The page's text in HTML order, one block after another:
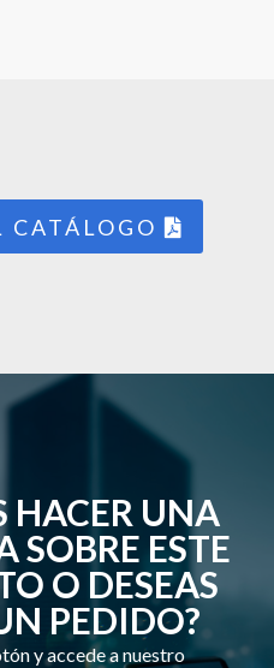
CATÁLOGO
HACER UNA
SOBRE ESTE
O DESEAS
PEDIDO?
y accede a nuestro